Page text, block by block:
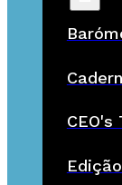
CEO's